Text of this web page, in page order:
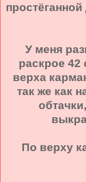
У меня
раскрое 42
верха
так же как
По верху